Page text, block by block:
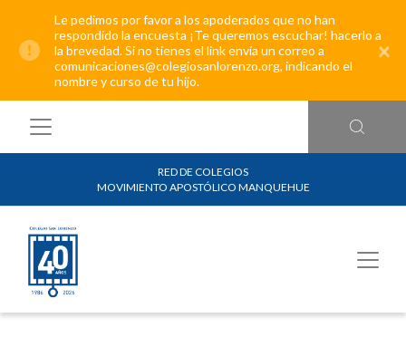
Le pedimos por favor a los apoderados que no han
respondido la encuesta ¡Te queremos escuchar! hacerlo a
la brevedad. Si no tienes el link envía un correo a
comunicaciones@colegiosanlorenzo.org, indicando el
nombre y curso de tu hijo.
×
RED DE COLEGIOS
MOVIMIENTO APOSTÓLICO MANQUEHUE